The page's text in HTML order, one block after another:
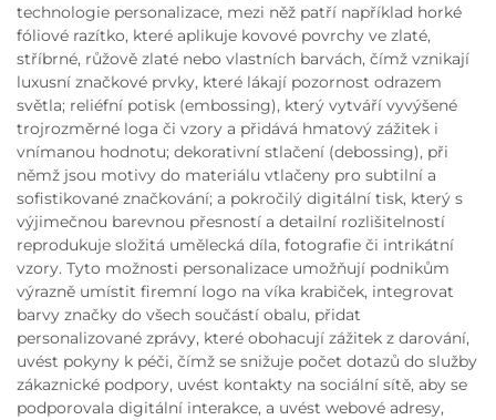
technologie personalizace, mezi něž patří například horké
fóliové razítko, které aplikuje kovové povrchy ve zlaté,
stříbrné, růžově zlaté nebo vlastních barvách, čímž vznikají
luxusní značkové prvky, které lákají pozornost odrazem
světla; reliéfní potisk (embossing), který vytváří vyvýšené
trojrozměrné loga či vzory a přidává hmatový zážitek i
vnímanou hodnotu; dekorativní stlačení (debossing), při
němž jsou motivy do materiálu vtlačeny pro subtilní a
sofistikované značkování; a pokročilý digitální tisk, který s
výjimečnou barevnou přesností a detailní rozlišitelností
reprodukuje složitá umělecká díla, fotografie či intrikátní
vzory. Tyto možnosti personalizace umožňují podnikům
výrazně umístit firemní logo na víka krabiček, integrovat
barvy značky do všech součástí obalu, přidat
personalizované zprávy, které obohacují zážitek z darování,
uvést pokyny k péči, čímž se snižuje počet dotazů do služby
zákaznické podpory, uvést kontakty na sociální sítě, aby se
podporovala digitální interakce, a uvést webové adresy,